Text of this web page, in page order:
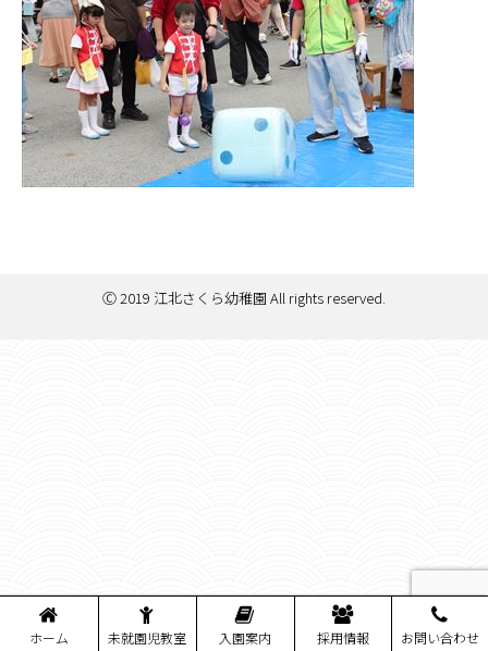
Ⓒ 2019 江北さくら幼稚園 All rights reserved.
ホーム 未就園児教室 入園案内 採用情報 お問い合わせ